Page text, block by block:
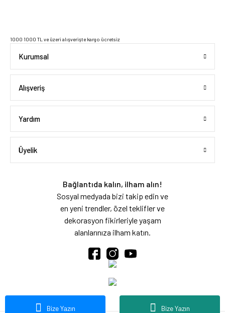
Bize Yazın
Bize Yazın
1000 1000 TL ve üzeri alışverişte kargo ücretsiz
Kurumsal
Alışveriş
Yardım
Üyelik
Bağlantıda kalın, ilham alın!
Sosyal medyada bizi takip edin ve
en yeni trendler, özel teklifler ve
dekorasyon fikirleriyle yaşam
alanlarınıza ilham katın.